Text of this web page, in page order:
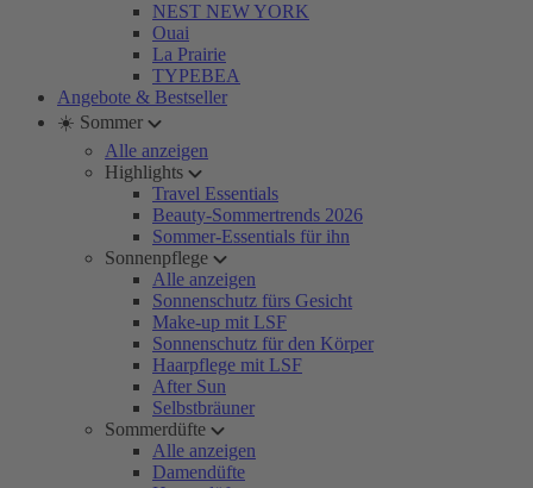
NEST NEW YORK
Ouai
La Prairie
TYPEBEA
Angebote & Bestseller
☀️ Sommer
Alle anzeigen
Highlights
Travel Essentials
Beauty-Sommertrends 2026
Sommer-Essentials für ihn
Sonnenpflege
Alle anzeigen
Sonnenschutz fürs Gesicht
Make-up mit LSF
Sonnenschutz für den Körper
Haarpflege mit LSF
After Sun
Selbstbräuner
Sommerdüfte
Alle anzeigen
Damendüfte